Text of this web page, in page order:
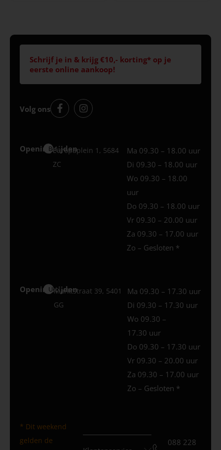
Schrijf je in & krijg €10,- korting* op je
eerste online aankoop!
Volg ons
Openingstijden
Best
Europaplein 1, 5684
ZC
Ma 09.30 – 18.00 uur
Di 09.30 – 18.00 uur
Wo 09.30 – 18.00
uur
Do 09.30 – 18.00 uur
Vr 09.30 – 20.00 uur
Za 09.30 – 17.00 uur
Zo – Gesloten *
Openingstijden
Uden
Marktstraat 39, 5401
GG
Ma 09.30 – 17.30 uur
Di 09.30 – 17.30 uur
Wo 09.30 –
17.30 uur
Do 09.30 – 17.30 uur
Vr 09.30 – 20.00 uur
Za 09.30 – 17.00 uur
Zo – Gesloten *
* Dit weekend
gelden de
088 228